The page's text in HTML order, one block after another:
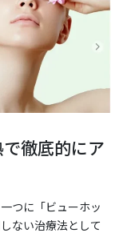
徹底的にア
つに「ビューホッ
ない治療法として